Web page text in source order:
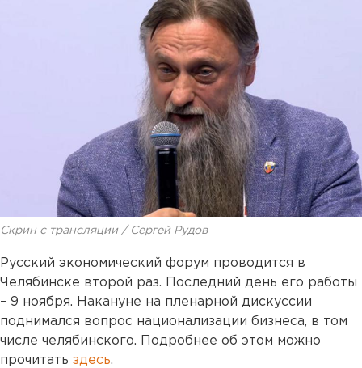
Скрин с трансляции / Сергей Рудов
Русский экономический форум проводится в
Челябинске второй раз. Последний день его работы
– 9 ноября. Накануне на пленарной дискуссии
поднимался вопрос национализации бизнеса, в том
числе челябинского. Подробнее об этом можно
прочитать здесь.